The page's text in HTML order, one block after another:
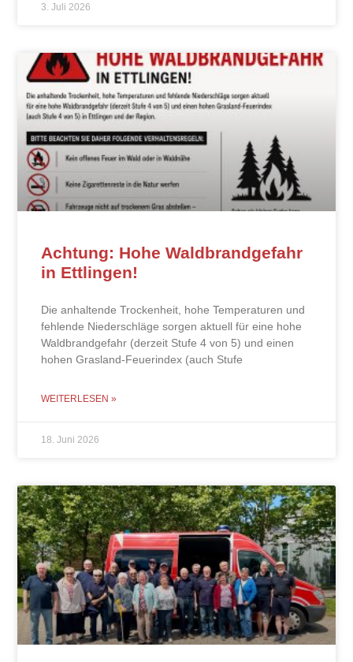
3. Juli 2026
Achtung: Hohe Waldbrandgefahr
in Ettlingen!
Die anhaltende Trockenheit, hohe Temperaturen und
fehlende Niederschläge sorgen aktuell für eine hohe
Waldbrandgefahr (derzeit Stufe 4 von 5) und einen
hohen Grasland-Feuerindex (auch Stufe
WEITERLESEN »
18. Juni 2026